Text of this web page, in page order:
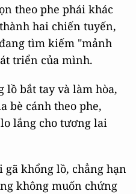
theo phe phái khác
hai chiến tuyến,
tìm kiếm "mảnh
triển của mình.
lồ bắt tay và làm hòa,
bè cánh theo phe,
lắng cho tương lai
gã khổng lồ, chẳng hạn
không muốn chứng